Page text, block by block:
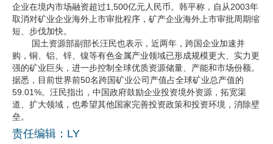
党建工作
企业文化
《资源再生》杂志
行情报价
数字报
企业在境内市场融资超过1,500亿元人民币。韩平称，自从2003年
取消对矿业企业海外上市审批程序，矿产企业海外上市审批周期缩
短、步伐加快。
国土资源部副部长汪民也表示，近两年，跨国企业加速并
购，铜、铝、锌、镍等有色金属产业领域已形成规模更大、实力更
强的矿业巨头，进一步控制全球优质资源储量、产能和市场份额。
据悉，目前世界前50名跨国矿业公司产值占全球矿业总产值的
59.01%。汪民指出，中国政府鼓励企业投资境外资源，拓宽渠
道、扩大领域，也希望其他国家完善投资政策和投资环境，消除壁
垒。
责任编辑：LY